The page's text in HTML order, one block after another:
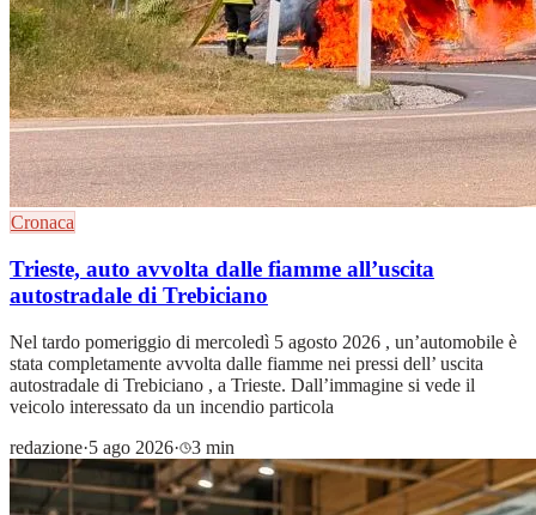
Cronaca
Trieste, auto avvolta dalle fiamme all’uscita
autostradale di Trebiciano
Nel tardo pomeriggio di mercoledì 5 agosto 2026 , un’automobile è
stata completamente avvolta dalle fiamme nei pressi dell’ uscita
autostradale di Trebiciano , a Trieste. Dall’immagine si vede il
veicolo interessato da un incendio particola
redazione·5 ago 2026· 3 min